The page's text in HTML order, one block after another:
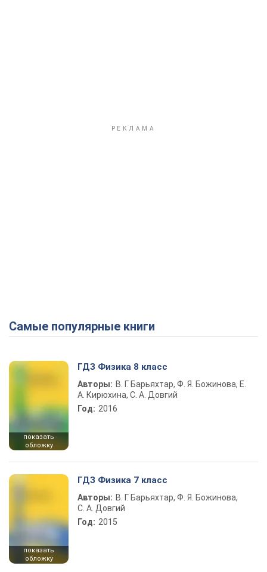
Самые популярные книги
показать
обложку
ГДЗ Физика 8 класс
Авторы: В. Г. Барьяхтар, Ф. Я. Божинова, Е.
А. Кирюхина, С. А. Довгий
Год: 2016
показать
обложку
ГДЗ Физика 7 класс
Авторы: В. Г. Барьяхтар, Ф. Я. Божинова,
С. А. Довгий
Год: 2015